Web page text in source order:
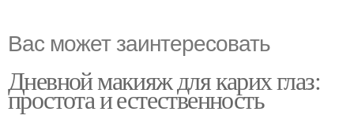
Вас может заинтересовать
Дневной макияж для карих глаз:
простота и естественность